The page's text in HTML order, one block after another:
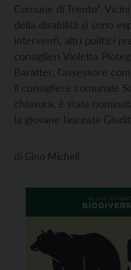
Comune di Trento”.
della disabilità si sono
interventi, altri politici
consiglieri Violetta
Baratter, l’assessore
il consigliere comunale
chiusura, è stata
la giovane laureata
di Gino Micheli